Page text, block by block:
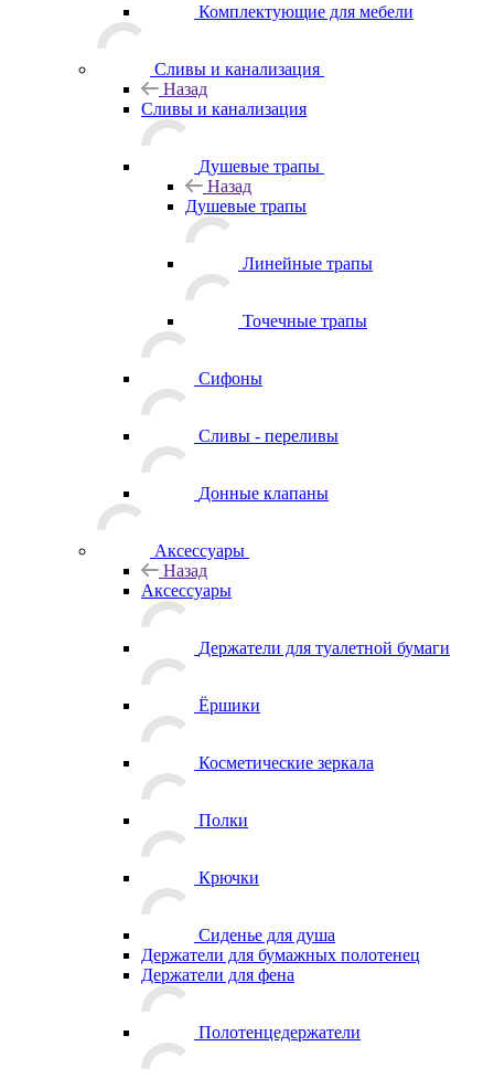
Комплектующие для мебели
Сливы и канализация
Назад
Сливы и канализация
Душевые трапы
Назад
Душевые трапы
Линейные трапы
Точечные трапы
Сифоны
Сливы - переливы
Донные клапаны
Аксессуары
Назад
Аксессуары
Держатели для туалетной бумаги
Ёршики
Косметические зеркала
Полки
Крючки
Сиденье для душа
Держатели для бумажных полотенец
Держатели для фена
Полотенцедержатели